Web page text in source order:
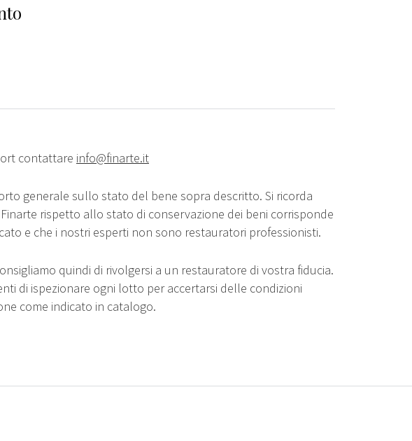
contattare info@finarte.it
generale sullo stato del bene sopra descritto. Si ricorda
rispetto allo stato di conservazione dei beni corrisponde
e che i nostri esperti non sono restauratori professionisti.
quindi di rivolgersi a un restauratore di vostra fiducia.
di ispezionare ogni lotto per accertarsi delle condizioni
come indicato in catalogo.